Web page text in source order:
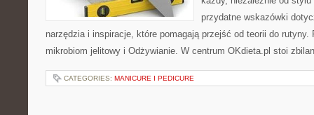
przydatne wskazówki
narzędzia i inspiracje, które pomagają przejść od teorii do rutyny.
mikrobiom jelitowy i Odżywianie. W centrum OKdieta.pl stoi
CATEGORIES: MANICURE I PEDICURE